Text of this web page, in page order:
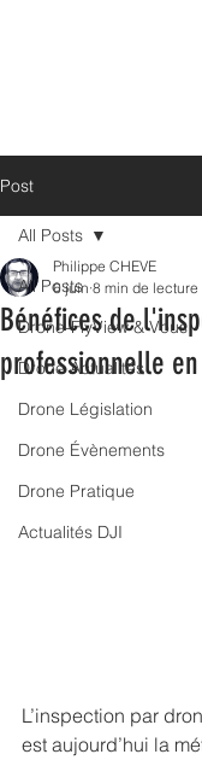
Post
All Posts
Drone-FlyView & Vous
Drone Actualités
Drone Législation
Drone Évènements
Drone Pratique
Actualités DJI
All Posts
Bénéfices de
professionnelle
Philippe CHEVE
6 juin 8 min de lecture
L’inspection par
est aujourd’hui la